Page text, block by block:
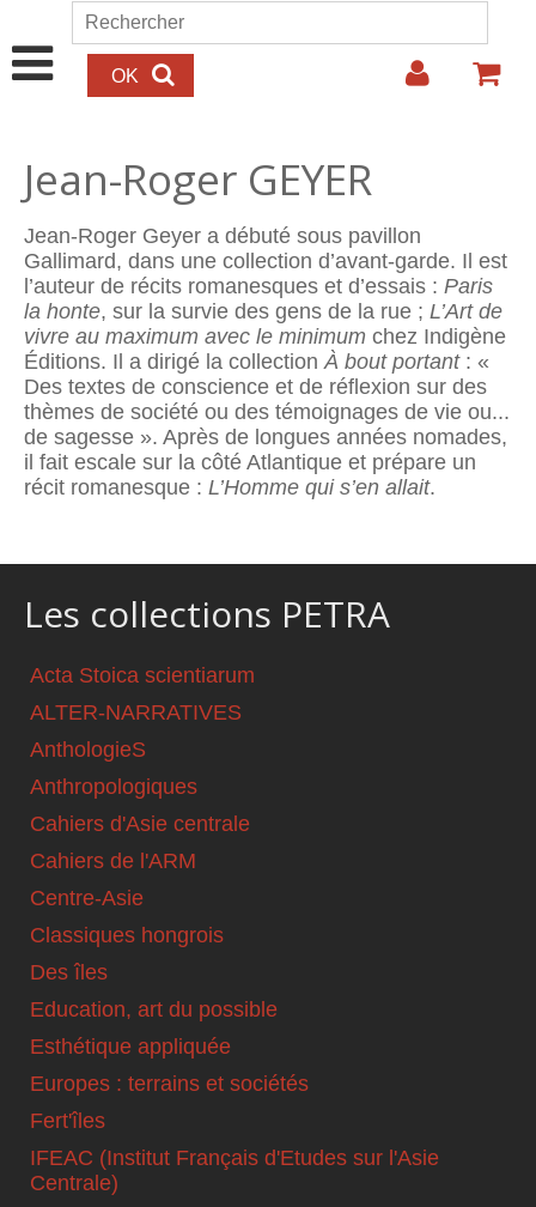
Aller au contenu principal
Formulaire de recherche
Rechercher
Jean-Roger GEYER
Jean-Roger Geyer a débuté sous pavillon
Gallimard, dans une collection d’avant-garde. Il est
l’auteur de récits romanesques et d’essais : Paris
la honte, sur la survie des gens de la rue ; L’Art de
vivre au maximum avec le minimum chez Indigène
Éditions. Il a dirigé la collectionÀ bout portant: «
Des textes de conscience et de réﬂexion sur des
thèmes de société ou des témoignages de vie ou...
de sagesse ». Après de longues années nomades,
il fait escale sur la côté Atlantique et prépare un
récit romanesque : L’Homme qui s’en allait.
Les collections PETRA
Acta Stoica scientiarum
ALTER-NARRATIVES
AnthologieS
Anthropologiques
Cahiers d'Asie centrale
Cahiers de l'ARM
Centre-Asie
Classiques hongrois
Des îles
Education, art du possible
Esthétique appliquée
Europes : terrains et sociétés
Fert'îles
IFEAC (Institut Français d'Etudes sur l'Asie
Centrale)